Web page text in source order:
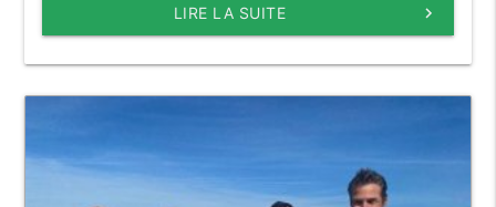
keyboard_arrow_right
LIRE LA SUITE